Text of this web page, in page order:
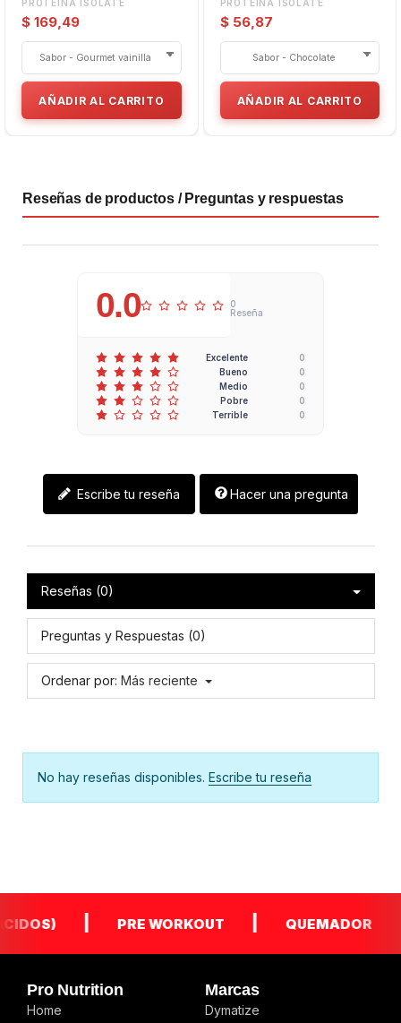
PROTEÍNA ISOLATE
$ 169,49
AÑADIR AL CARRITO
PROTEÍNA ISOLATE
$ 56,87
AÑADIR AL CARRITO
Reseñas de productos / Preguntas y respuestas
0.0
0
Reseña
Excelente 0
Bueno 0
Medio 0
Pobre 0
Terrible 0
Escribe tu reseña Hacer una pregunta
Reseñas (0)
Preguntas y Respuestas (0)
Ordenar por: Más reciente
No hay reseñas disponibles. Escribe tu reseña
| PRE WORKOUT | QUEMADOR |
Pro Nutrition
Home
Marcas
Dymatize